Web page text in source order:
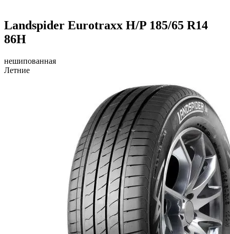
Landspider Eurotraxx H/P 185/65 R14
86H
нешипованная
Летние